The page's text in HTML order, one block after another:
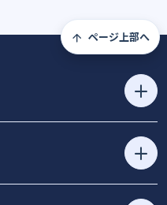
ページ上部へ